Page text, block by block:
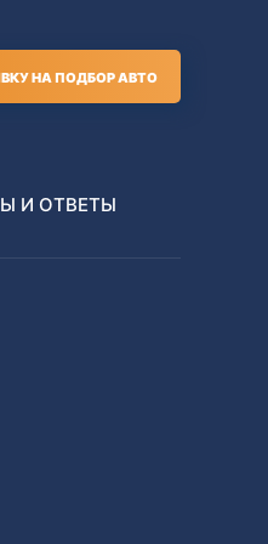
НА ПОДБОР АВТО
И ОТВЕТЫ